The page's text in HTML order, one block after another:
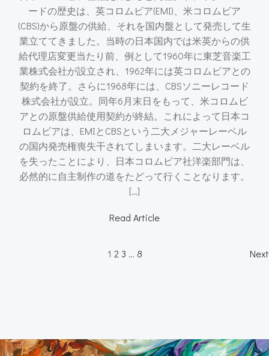
ードの歴史は、英コロムビア(EMI)、米コロムビア
(CBS)から原盤の供給、それを国内盤として発売して生
業立ててきました。当時の日本国内では米英からの供
給代理店変更当たり前、例として1960年に東芝音楽工
業株式会社が設立され、1962年には英コロムビアとの
契約を終了。さらに1968年には、CBSソニーレコード
株式会社が設立。同年6月末日をもって、米コロムビ
アとの原盤供給使用契約が終結。これによって日本コ
ロムビアは、EMIとCBSという二大メジャーレーベル
の国内発売権喪失干されてしまいます。二大レーベル
を失ったことにより、日本コロムビア社洋楽部門は、
必然的に自主制作の道をたどって行くことなります。
[…]
Read Article
Page
1 Page
2 Page
3 … Page
8 Next